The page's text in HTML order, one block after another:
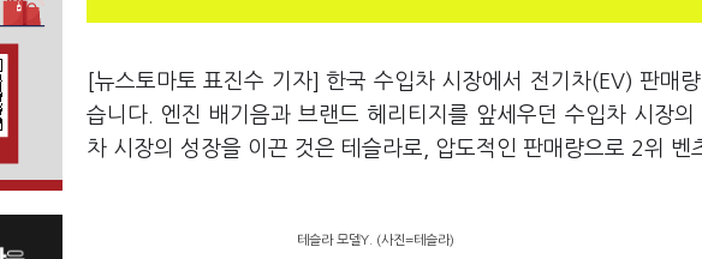
[뉴스토마토 표진수 기자] 한국 수입차 시장에서 전기차(EV) 판매
습니다. 엔진 배기음과 브랜드 헤리티지를 앞세우던 수입차 시장
차 시장의 성장을 이끈 것은 테슬라로, 압도적인 판매량으로 2위 벤
테슬라 모델Y. (사진=테슬라)